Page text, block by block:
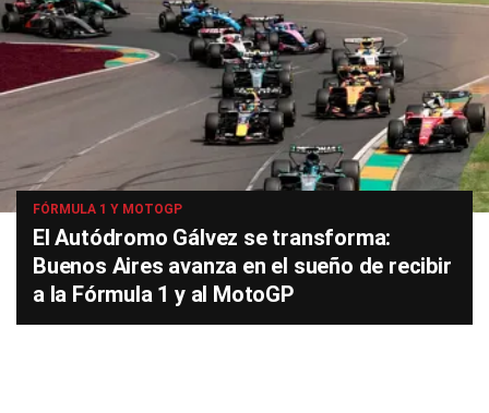
FÓRMULA 1 Y MOTOGP
El Autódromo Gálvez se transforma:
Buenos Aires avanza en el sueño de recibir
a la Fórmula 1 y al MotoGP